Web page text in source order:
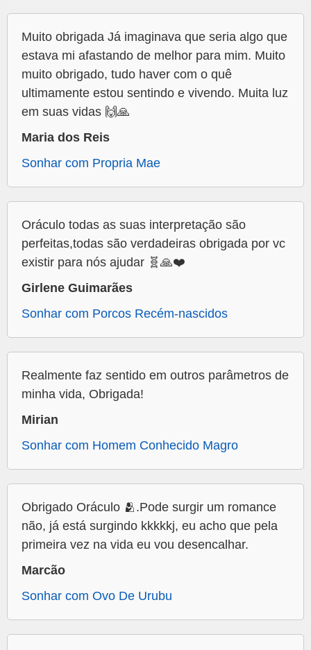
Muito obrigada Já imaginava que seria algo que
estava mi afastando de melhor para mim. Muito
muito obrigado, tudo haver com o quê
ultimamente estou sentindo e vivendo. Muita luz
em suas vidas 🙌🙏
Maria dos Reis
Sonhar com Propria Mae
Oráculo todas as suas interpretação são
perfeitas,todas são verdadeiras obrigada por vc
existir para nós ajudar 🧬🙏❤️
Girlene Guimarães
Sonhar com Porcos Recém-nascidos
Realmente faz sentido em outros parâmetros de
minha vida, Obrigada!
Mirian
Sonhar com Homem Conhecido Magro
Obrigado Oráculo 🫂.Pode surgir um romance
não, já está surgindo kkkkkj, eu acho que pela
primeira vez na vida eu vou desencalhar.
Marcão
Sonhar com Ovo De Urubu